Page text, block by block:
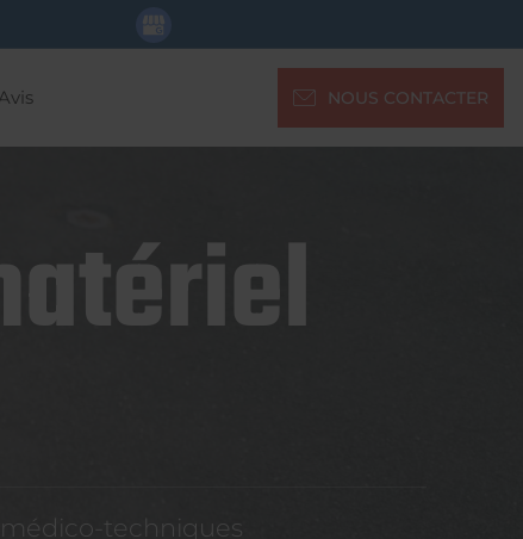
NOUS CONTACTER
médico-techniques